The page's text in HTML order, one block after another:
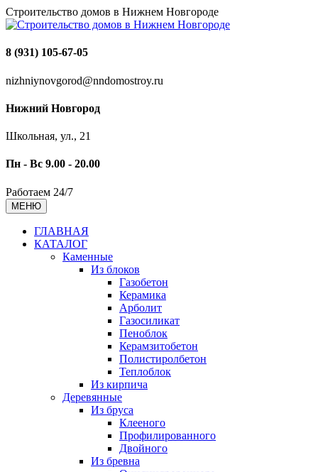
Строительство домов в Нижнем Новгороде
8 (931) 105-67-05
nizhniynovgorod@nndomostroy.ru
Нижний Новгород
Школьная, ул., 21
Пн - Вс 9.00 - 20.00
Работаем 24/7
МЕНЮ
ГЛАВНАЯ
КАТАЛОГ
Каменные
Из блоков
Газобетон
Керамика
Арболит
Газосиликат
Пеноблок
Керамзитобетон
Полистиролбетон
Теплоблок
Из кирпича
Деревянные
Из бруса
Клееного
Профилированного
Двойного
Из бревна